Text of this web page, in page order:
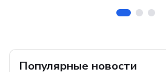
Популярные новости